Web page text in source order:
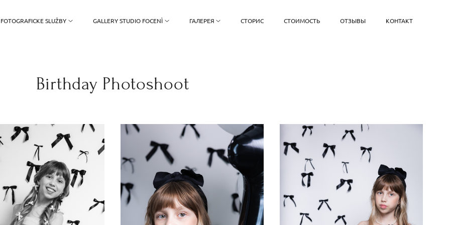
FOTOGRAFICKE SLUŽBY GALLERY STUDIO FOCENÌ ГАЛЕРЕЯ СТОРИС СТОИМОСТЬ ОТЗЫВЫ КОНТАКТ
Birthday Photoshoot